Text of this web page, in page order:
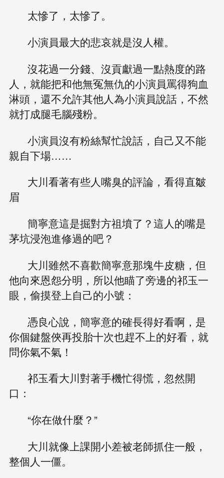
太慘了，太慘了。
小演員最大的悲哀就是沒人權。
沒花過一分錢、沒貢獻過一點熱度的路
人，就能把和他無冤無仇的小演員罵得狗血
淋頭，還不允許其他人為小演員說話，不然
就打成腿毛腦殘粉。
小演員沒有粉絲幫忙說話，自己又不能
親自下場……
大川看著有些人嘴臭的評論，看得直皺
眉
簡寧意這是掘對方祖墳了？這人的嘴是
茅坑浸泡進修過的吧？
大川雖然不喜歡簡寧意那塊牛皮糖，但
他向來恩怨分明，所以他瞄了旁邊的祁玉一
眼，偷摸登上自己的小號：
憑良心說，簡寧意的確長得好看啊，是
你個鍵盤俠再投胎十次也趕不上的好看，就
問你氣不氣！
祁玉看大川對著手機忙得慌，忽然開
口：
“你在做什麼？”
大川就像上課開小差被老師抓住一般，
整個人一僵。